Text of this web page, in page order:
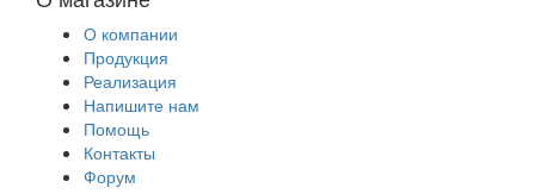
О компании
Продукция
Реализация
Напишите нам
Помощь
Контакты
Форум